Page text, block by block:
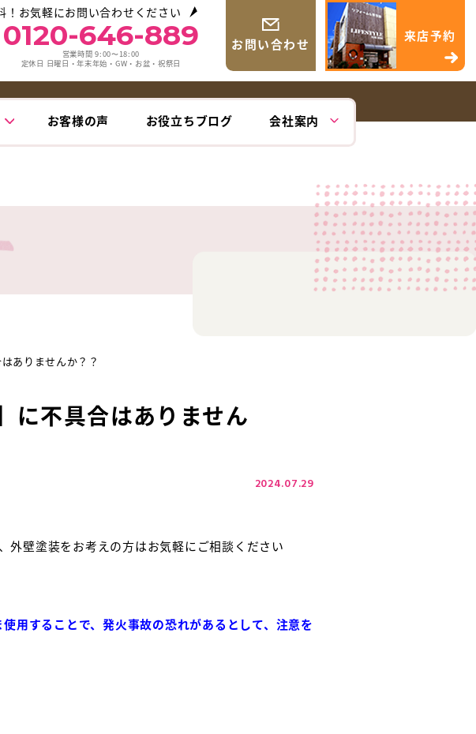
！お気軽にお問い合わせください
0120-646-889
営業時間 9:00〜18:00
定休日 日曜日・年末年始・GW・お盆・祝祭日
お問い合わせ
来店予約
お客様の声 お役立ちブログ 会社案内
ありませんか？？
に不具合はありません
2024.07.29
外壁塗装をお考えの方はお気軽にご相談ください
用することで、発火事故の恐れがあるとして、注意を